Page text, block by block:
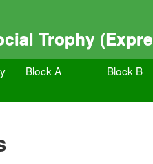
Trophy
Block A Block B